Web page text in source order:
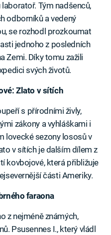
Tým nadšenců,
odborníků a vedený
se rozhodl prozkoumat
jednoho z posledních
Zemi. Díky tomu zažili
svých životů.
Zlato v sítích
s přírodními živly,
zákony a vyhláškami i
lovecké sezony lososů v
v sítích je dalším dílem z
kovbojové, která přibližuje
části Ameriky.
faraona
z nejméně známých,
Psusennes I., který vládl